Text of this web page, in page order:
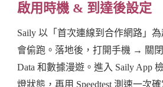
啟用時機 & 到達後設定
Saily 以「首次連線到合作網路」
會偷跑。落地後，打開手機 → 關
Data 和數據漫遊。進入 Saily App
燈狀態，再用 Speedtest 測速一次確